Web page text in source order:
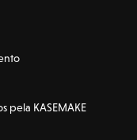
pela KASEMAKE